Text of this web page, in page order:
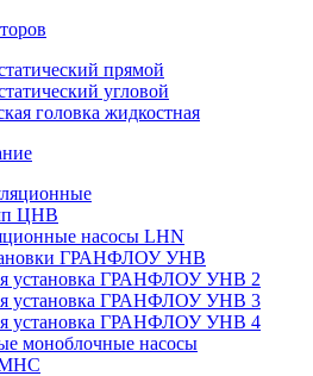
прямой
угловой
головка жидкостная
ЦНВ
насосы LHN
ГРАНФЛОУ УНВ
установка ГРАНФЛОУ УНВ 2
установка ГРАНФЛОУ УНВ 3
установка ГРАНФЛОУ УНВ 4
моноблочные насосы